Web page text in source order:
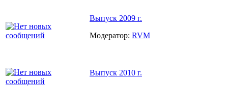
Выпуск 2009 г.
Модератор: RVM
Выпуск 2010 г.